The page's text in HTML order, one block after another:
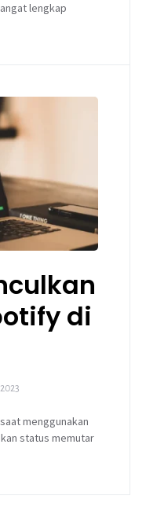
lengkap
di
menggunakan
status memutar